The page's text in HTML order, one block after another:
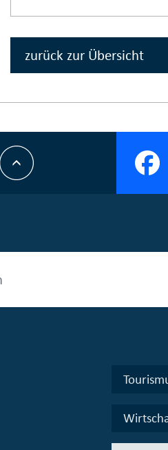
zurück zur Übersicht